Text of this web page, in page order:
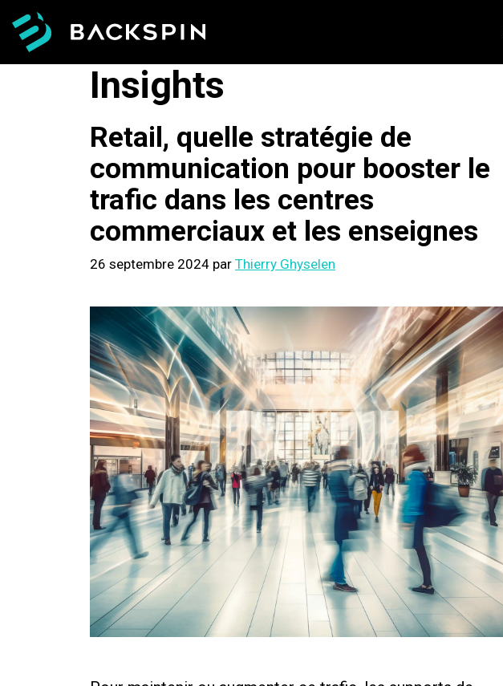
Aller
contenu
Insights
Retail, quelle stratégie de
communication pour booster le
trafic dans les centres
commerciaux et les enseignes
26 septembre 2024 par Thierry Ghyselen